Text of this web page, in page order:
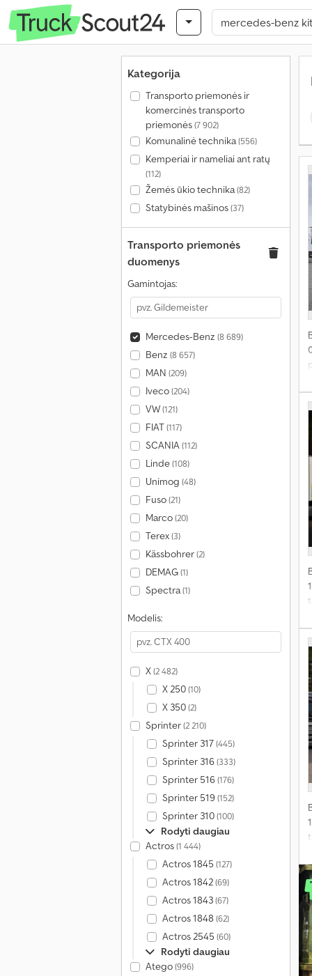
Kategorija
Transporto priemonės ir
komercinės transporto
priemonės(7 902)
Komunalinė technika(556)
Kemperiai ir nameliai ant ratų
(112)
Žemės ūkio technika(82)
Statybinės mašinos(37)
Transporto priemonės
duomenys
Gamintojas:
Mercedes-Benz (8 689)
Benz (8 657)
MAN (209)
Iveco(204)
VW(121)
FIAT(117)
SCANIA(112)
Linde(108)
Unimog (48)
Fuso(21)
Marco(20)
Terex(3)
Kässbohrer(2)
DEMAG(1)
Spectra(1)
Modelis:
X(2 482)
X 250(10)
X 350(2)
Sprinter(2 210)
Sprinter 317(445)
Sprinter 316(333)
Sprinter 516(176)
Sprinter 519 (152)
Sprinter 310(100)
Rodyti daugiau
Actros(1 444)
Actros 1845 (127)
Actros 1842(69)
Actros 1843(67)
Actros 1848 (62)
Actros 2545 (60)
Rodyti daugiau
Atego(996)